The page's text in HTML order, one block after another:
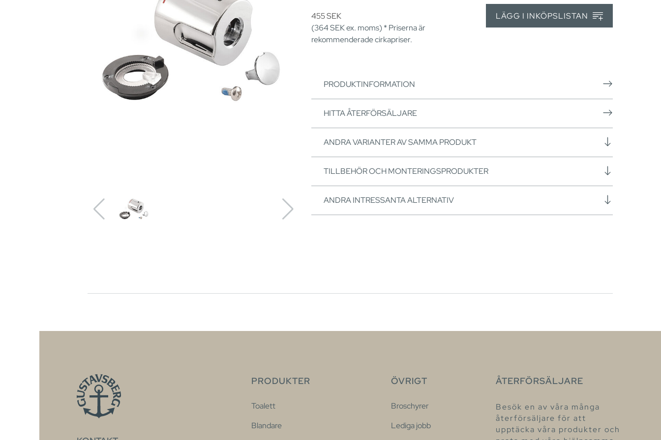
455SEK
(364SEKex. moms) * Priserna är
rekommenderade cirkapriser.
LÄGG I INKÖPSLISTAN
PRODUKTINFORMATION
HITTA ÅTERFÖRSÄLJARE
ANDRA VARIANTER AV SAMMA PRODUKT
TILLBEHÖR OCH MONTERINGSPRODUKTER
ANDRA INTRESSANTA ALTERNATIV
PRODUKTER
Toalett
Blandare
ÖVRIGT
Broschyrer
Lediga jobb
ÅTERFÖRSÄLJARE
Besök en av våra många
återförsäljare för att
upptäcka våra produkter och